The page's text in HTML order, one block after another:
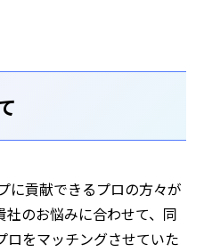
に貢献できるプロの方々が
のお悩みに合わせて、同
ロをマッチングさせていた